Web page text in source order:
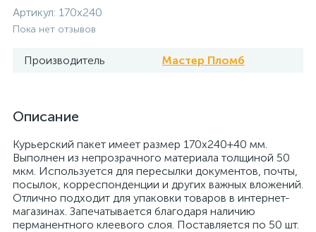
Артикул: 170х240
Пока нет отзывов
Производитель Мастер Пломб
Описание
Курьерский пакет имеет размер 170х240+40 мм.
Выполнен из непрозрачного материала толщиной 50
мкм. Используется для пересылки документов, почты,
посылок, корреспонденции и других важных вложений.
Отлично подходит для упаковки товаров в интернет-
магазинах. Запечатывается благодаря наличию
перманентного клеевого слоя. Поставляется по 50 шт.